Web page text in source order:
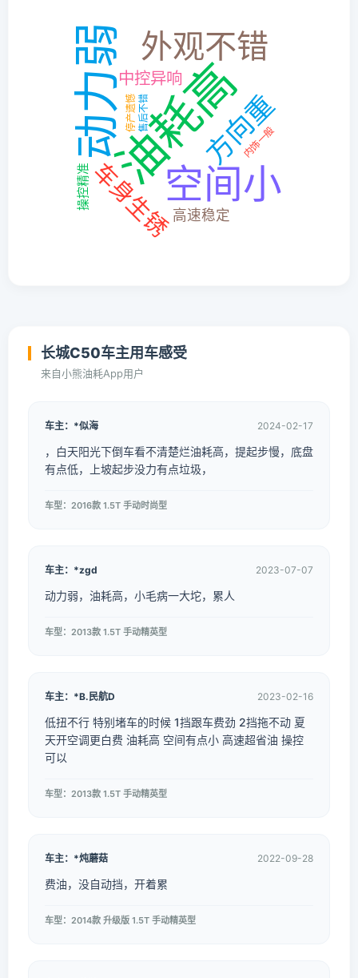
长城C50车主用车感受
来自小熊油耗App用户
车主：*似海 2024-02-17
，白天阳光下倒车看不清楚烂油耗高，提起步慢，底盘
有点低，上坡起步没力有点垃圾，
车型：2016款 1.5T 手动时尚型
车主：*zgd 2023-07-07
动力弱，油耗高，小毛病一大坨，累人
车型：2013款 1.5T 手动精英型
车主：*B.民航D 2023-02-16
低扭不行 特别堵车的时候 1挡跟车费劲 2挡拖不动 夏
天开空调更白费 油耗高 空间有点小 高速超省油 操控
可以
车型：2013款 1.5T 手动精英型
车主：*炖蘑菇 2022-09-28
费油，没自动挡，开着累
车型：2014款 升级版 1.5T 手动精英型